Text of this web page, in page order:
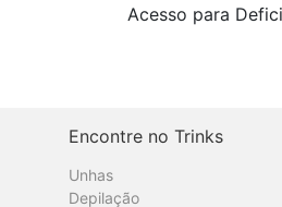
Acesso para
Encontre no Trinks
Unhas
Depilação